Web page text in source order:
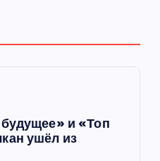
и «Топ
ушёл из